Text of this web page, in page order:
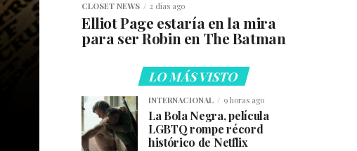
CLOSET NEWS 2 días ago
Elliot Page estaría en la mira
para ser Robin en The Batman
LO MÁS VISTO
INTERNACIONAL 9 horas ago
La Bola Negra, película
LGBTQ rompe récord
histórico de Netflix